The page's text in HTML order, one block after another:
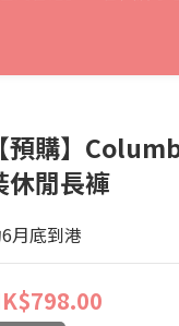
【預購】
休閒長褲
月底到港